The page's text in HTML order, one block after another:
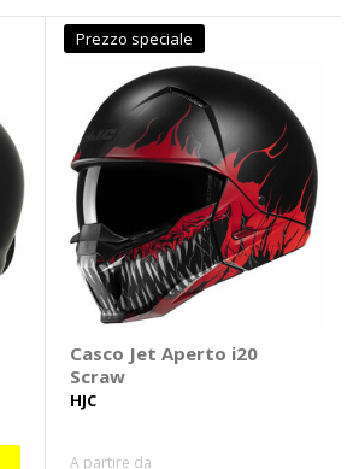
Prezzo speciale
Casco Jet Aperto i20
Scraw
HJC
A partire da